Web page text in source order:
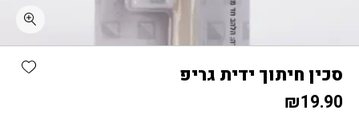
סכין חיתוך ידית גריפ
₪19.90